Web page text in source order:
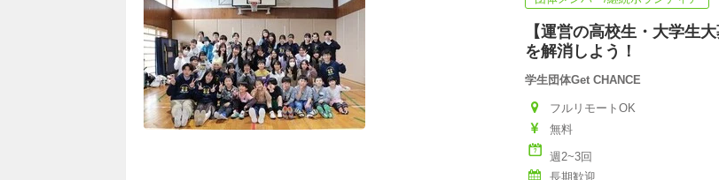
【運営の高校生・大学生
を解消しよう！
学生団体Get CHANCE
フルリモートOK
無料
週2~3回
長期歓迎